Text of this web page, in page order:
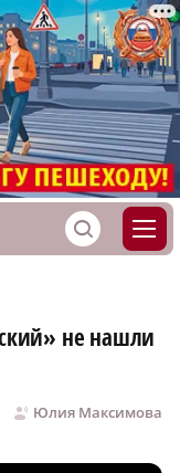
S
не нашли
Юлия Максимова